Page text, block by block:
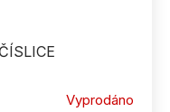
Vyprodáno